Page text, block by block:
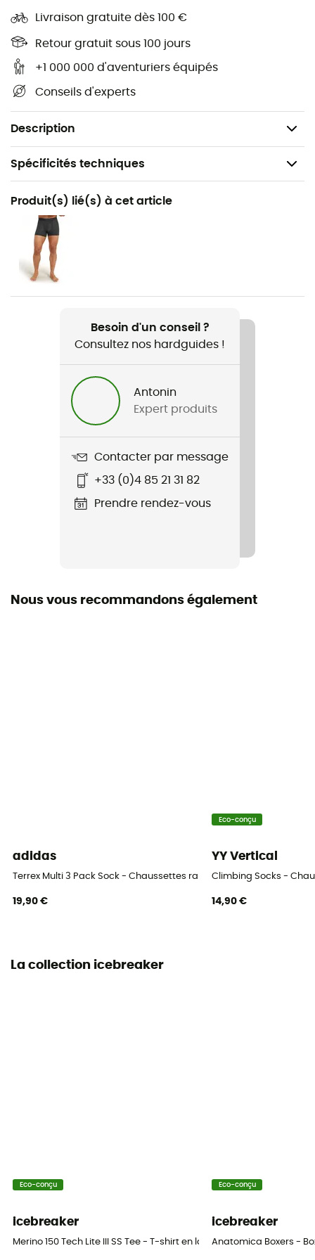
Livraison gratuite dès 100 €
Retour gratuit sous 100 jours
+1 000 000 d'aventuriers équipés
Conseils d'experts
Description
Support de la voûte plantaire pour la stabilité
Pointe sans couture pour ne pas gêner et éviter les
ampoules
Zone respirante pour une meilleure ventilation
Poids : 180 g (taille M, 42-44)
Spécificités techniques
Recommandé pour
Randonnée / Trekking / Alpinisme
Genre
Homme
Poids
Nom du produit
Mountaineer Mid Calf
Produit(s) lié(s) à cet article
Besoin d'un conseil ?
Consultez nos hardguides !
Antonin
Expert produits
Contacter par message
+33 (0)4 85 21 31 82
Prendre rendez-vous
Nous vous recommandons également
adidas
Terrex Multi 3 Pack Sock - Chaussettes randonnée
19,90 €
Eco-conçu
YY Vertical
Climbing Socks -
14,90 €
La collection icebreaker
Eco-conçu
icebreaker
Merino 150 Tech Lite III SS Tee - T-shirt en laine mérinos homme
Eco-conçu
icebreaker
Anatomica Boxers -